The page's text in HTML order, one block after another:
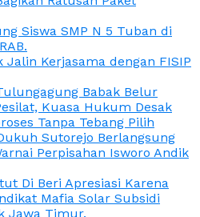
Siswa SMP N 5 Tuban di
Jalin Kerjasama dengan FISIP
Babak Belur
Kuasa Hukum Desak
Tanpa Tebang Pilih
Sutorejo Berlangsung
Perpisahan Isworo Andik
Di Beri Apresiasi Karena
Mafia Solar Subsidi
Jawa Timur.